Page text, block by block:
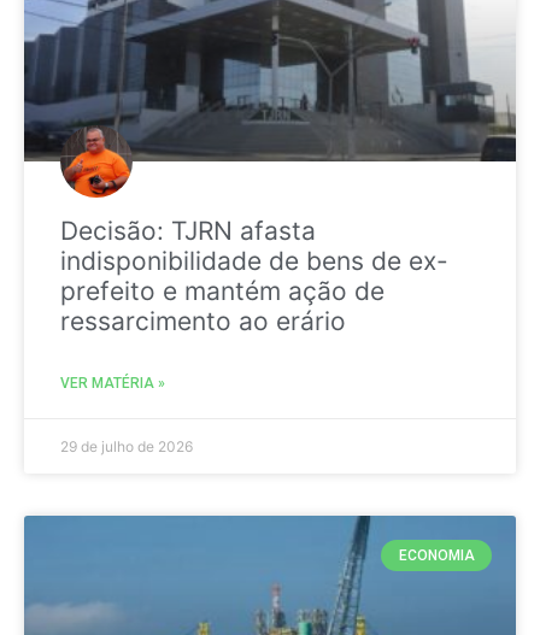
Decisão: TJRN afasta
indisponibilidade de bens de ex-
prefeito e mantém ação de
ressarcimento ao erário
VER MATÉRIA »
29 de julho de 2026
ECONOMIA